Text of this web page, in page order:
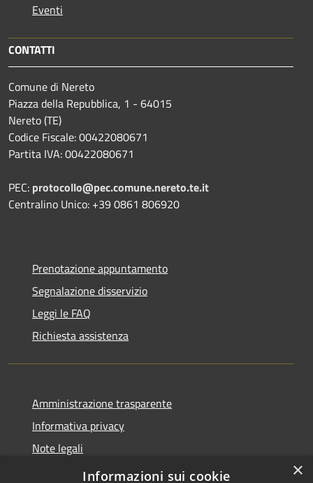
Eventi
CONTATTI
Comune di Nereto
Piazza della Repubblica, 1 - 64015
Nereto (TE)
Codice Fiscale: 00422080671
Partita IVA: 00422080671
PEC: protocollo@pec.comune.nereto.te.it
Centralino Unico: +39 0861 806920
Prenotazione appuntamento
Segnalazione disservizio
Leggi le FAQ
Richiesta assistenza
Amministrazione trasparente
Informativa privacy
Note legali
Dichiarazione di accessibilità
×
Informazioni sui cookie